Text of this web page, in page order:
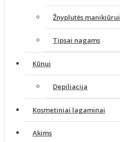
Žnyplutės manikiūrui
Tipsai nagams
Kūnui
Depiliacija
Kosmetiniai lagaminai
Akims